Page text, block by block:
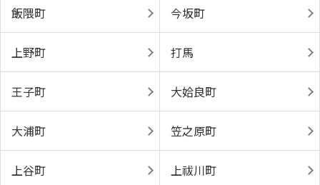
飯隈町 今坂町
上野町 打馬
王子町 大姶良町
大浦町 笠之原町
上谷町 上祓川町